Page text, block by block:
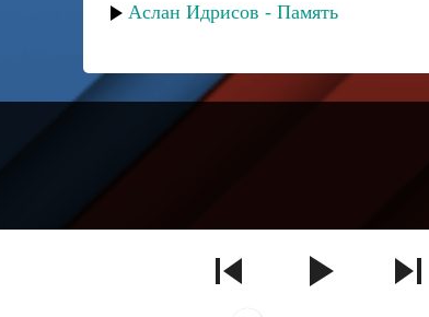
Аслан Идрисов - Память